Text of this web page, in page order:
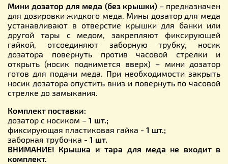
Мини дозатор для меда (без крышки) – предназначен
для дозировки жидкого меда. Мины дозатор для меда
устанавливают в отверстие крышки для банки или
другой тары с медом, закрепляют фиксирующей
гайкой, отсоединяют заборную трубку, носик
дозатора повернуть против часовой стрелки и
открыть (носик поднимется вверх) – мини дозатор
готов для подачи меда. При необходимости закрыть
носик дозатора опустить вниз и повернуть по часовой
стрелке до замыкания.
Комплект поставки:
дозатор с носиком – 1 шт.;
фиксирующая пластиковая гайка - 1 шт.;
заборная трубочка - 1 шт.
ВНИМАНИЕ! Крышка и тара для меда не входит в
комплект.